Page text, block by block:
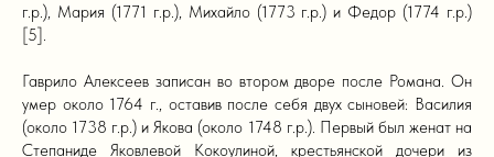
г.р.), Мария (1771 г.р.), Михайло (1773 г.р.) и Федор (1774 г.р.)
[5].
Гаврило Алексеев записан во втором дворе после Романа. Он
умер около 1764 г., оставив после себя двух сыновей: Василия
(около 1738 г.р.) и Якова (около 1748 г.р.). Первый был женат на
Степаниде Яковлевой Кокоулиной, крестьянской дочери из